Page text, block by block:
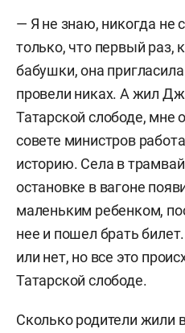
— Я не знаю, никогда не
только, что первый раз,
бабушки, она
провели никах. А жил
Татарской слободе, мне
совете министров
историю. Села в
остановке в вагоне
маленьким ребенком,
нее и пошел брать
или нет, но все это
Татарской слободе.
Сколько родители жили